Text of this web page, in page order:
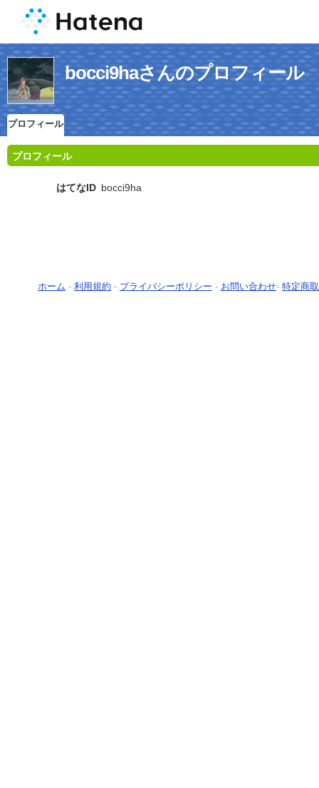
bocci9haさんのプロフィール
プロフィール
プロフィール
はてなID bocci9ha
ホーム - 利用規約 - プライバシーポリシー - お問い合わせ- 特定商